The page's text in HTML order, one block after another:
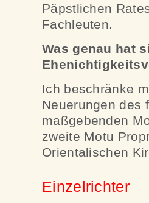
Päpstlichen
Fachleuten.
Was genau hat
Ich beschränke
Neuerungen des
maßgebenden
zweite Motu
Orientalischen
Einzelrichter